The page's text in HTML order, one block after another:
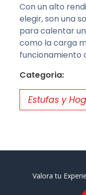
Con un alto
elegir, son una
para calentar
como la carga
funcionamiento
Categoria:
Estufas y
Valora tu